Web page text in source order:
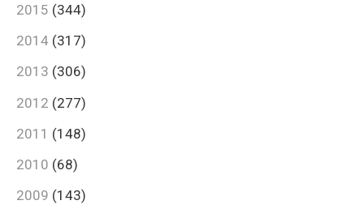
2015 (344)
2014 (317)
2013 (306)
2012 (277)
2011 (148)
2010 (68)
2009 (143)